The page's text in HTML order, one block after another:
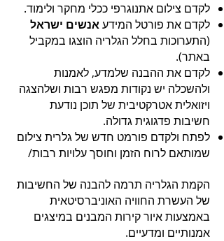
לקדם צילום אתנוגרפי ככלי מחקר ולימוד.
לקדם את פורטל המידעאנשים ישראל
(התערוכות בחלל הגלריה הוצגו במקביל
באתר).
לקדם את ההבנה שלמדע, לאמנות
ולהשכלה יש נקודות מפגש רבות ושלהצגה
ויזואלית אטרקטיבית של תוכן נודעת
חשיבות פדגוגית גדולה.
לפתח ולקדם פורמט חדש של גלרית צילום
שמותאם לרוח הזמן וחוסך עלויות רבות/
הקמת הגלריה תרמה להבנה של החשיבות
של העשרת החוויה האוניברסיטאית
באמצעות איור קירות המבנים במיצגים
אמנותיים ומדעיים.